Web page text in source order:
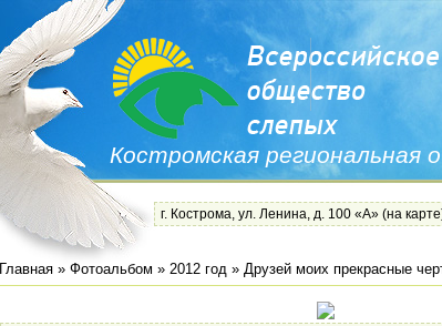
Костромская региональная
г. Кострома, ул. Ленина, д. 100 «А» (на карте
Главная » Фотоальбом » 2012 год » Друзей моих прекрасные